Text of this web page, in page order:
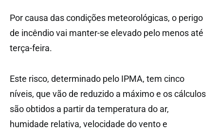
Por causa das condições meteorológicas, o perigo
de incêndio vai manter-se elevado pelo menos até
terça-feira.
Este risco, determinado pelo IPMA, tem cinco
níveis, que vão de reduzido a máximo e os cálculos
são obtidos a partir da temperatura do ar,
humidade relativa, velocidade do vento e